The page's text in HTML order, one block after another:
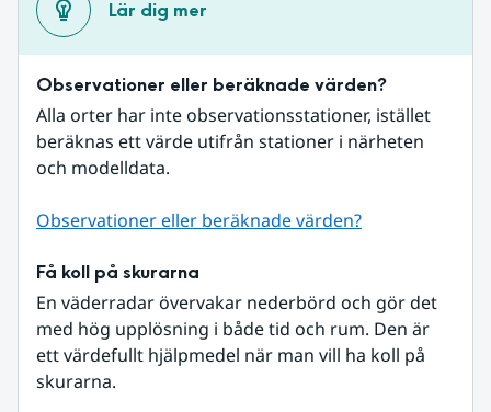
Lär dig mer
Observationer eller beräknade värden?
Alla orter har inte observationsstationer, istället
beräknas ett värde utifrån stationer i närheten
och modelldata.
Observationer eller beräknade värden?
Få koll på skurarna
En väderradar övervakar nederbörd och gör det
med hög upplösning i både tid och rum. Den är
ett värdefullt hjälpmedel när man vill ha koll på
skurarna.